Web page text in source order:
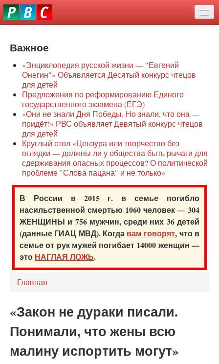
Перейти
к
О нас
Защита семей
Образование
Наше сопротивление
Регионы
Видео
Важное
«Энциклопедия русской жизни — "Евгений
Онегин"» Объявляется Десятый конкурс чтецов
для детей
Предложения по реформированию Единого
государственного экзамена (ЕГЭ)
«Они не знали Дня Победы, Но знали, что она —
придёт!» РВС объявляет Девятый конкурс чтецов
для детей
Круглый стол «Цензура или творчество без
оглядки — должны ли у общества быть рычаги для
сдерживания опасных процессов? О политической
проблеме "Слова пацана" и не только»
В России в 2015 г. в семье погибло
насильственной смертью 1060 человек — 304
ЖЕНЩИНЫ и 756 мужчин, среди них 36 детей
(данные ГИАЦ МВД). Когда вам говорят, что в
семье от рук мужей погибает 14000 женщин —
это НАГЛАЯ ЛОЖЬ.
Главная
«Закон не дураки писали.
Понимали, что жены всю
малину испортить могут»